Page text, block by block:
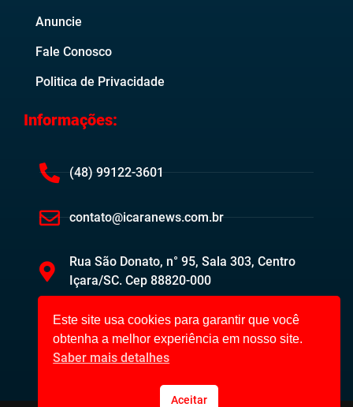
Anuncie
Fale Conosco
Politica de Privacidade
Informações:
(48) 99122-3601
contato@icaranews.com.br
Rua São Donato, n° 95, Sala 303, Centro
Içara/SC. Cep 88820-000
Este site usa cookies para garantir que você
obtenha a melhor experiência em nosso site.
Saber mais detalhes
Aceitar